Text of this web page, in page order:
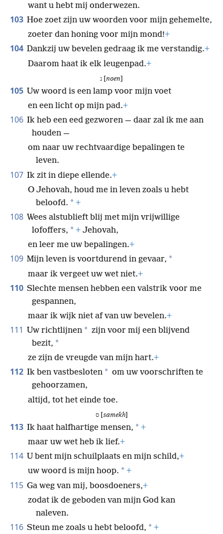
want u hebt mij onderwezen.
103 Hoe zoet zijn uw woorden voor mijn gehemelte,
zoeter dan honing voor mijn mond!+
104 Dankzij uw bevelen gedraag ik me verstandig.+
Daarom haat ik elk leugenpad.+
נ [noen]
105 Uw woord is een lamp voor mijn voet
en een licht op mijn pad.+
106 Ik heb een eed gezworen — daar zal ik me aan
houden —
om naar uw rechtvaardige bepalingen te
leven.
107 Ik zit in diepe ellende.+
O Jehovah, houd me in leven zoals u hebt
beloofd. * +
108 Wees alstublieft blij met mijn vrijwillige
lofoffers, * + Jehovah,
en leer me uw bepalingen.+
109 Mijn leven is voortdurend in gevaar, *
maar ik vergeet uw wet niet.+
110 Slechte mensen hebben een valstrik voor me
gespannen,
maar ik wijk niet af van uw bevelen.+
111 Uw richtlijnen * zijn voor mij een blijvend
bezit, *
ze zijn de vreugde van mijn hart.+
112 Ik ben vastbesloten * om uw voorschriften te
gehoorzamen,
altijd, tot het einde toe.
ס [samekh]
113 Ik haat halfhartige mensen, * +
maar uw wet heb ik lief.+
114 U bent mijn schuilplaats en mijn schild,+
uw woord is mijn hoop. * +
115 Ga weg van mij, boosdoeners,+
zodat ik de geboden van mijn God kan
naleven.
116 Steun me zoals u hebt beloofd, * +